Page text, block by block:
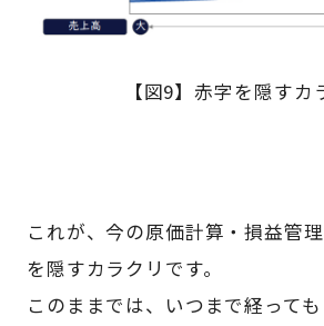
【図9】赤字を隠すカ
これが、今の原価計算・損益管
を隠すカラクリです。
このままでは、いつまで経って